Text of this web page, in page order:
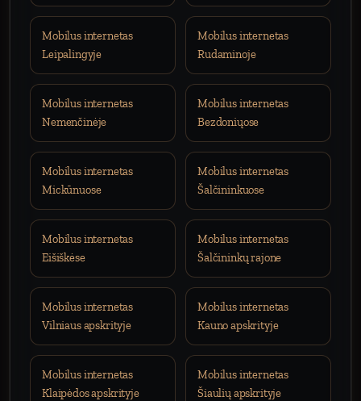
Mobilus internetas
Leipalingyje
Mobilus internetas
Rudaminoje
Mobilus internetas
Nemenčinėje
Mobilus internetas
Bezdoniųose
Mobilus internetas
Mickūnuose
Mobilus internetas
Šalčininkuose
Mobilus internetas
Eišiškėse
Mobilus internetas
Šalčininkų rajone
Mobilus internetas
Vilniaus apskrityje
Mobilus internetas
Kauno apskrityje
Mobilus internetas
Klaipėdos apskrityje
Mobilus internetas
Šiaulių apskrityje